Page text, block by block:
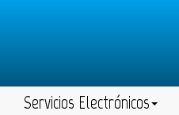
Servicios Electrónicos